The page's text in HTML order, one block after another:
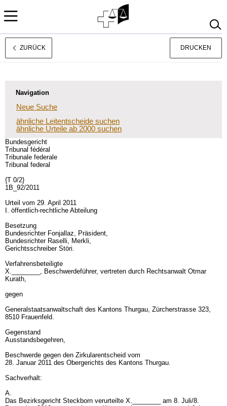
Français
ZURÜCK DRUCKEN
Navigation
Neue Suche
ähnliche Leitentscheide suchen
ähnliche Urteile ab 2000 suchen
Bundesgericht
Tribunal fédéral
Tribunale federale
Tribunal federal
{T 0/2}
1B_92/2011
Urteil vom 29. April 2011
I. öffentlich-rechtliche Abteilung
Besetzung
Bundesrichter Fonjallaz, Präsident,
Bundesrichter Raselli, Merkli,
Gerichtsschreiber Störi.
Verfahrensbeteiligte
X.________, Beschwerdeführer, vertreten durch Rechtsanwalt Otmar
Kurath,
gegen
Generalstaatsanwaltschaft des Kantons Thurgau, Zürcherstrasse 323,
8510 Frauenfeld.
Gegenstand
Ausstandsbegehren,
Beschwerde gegen den Zirkularentscheid vom
28. Januar 2011 des Obergerichts des Kantons Thurgau.
Sachverhalt:
A.
Das Bezirksgericht Steckborn verurteilte X.________ am 8. Juli/8.